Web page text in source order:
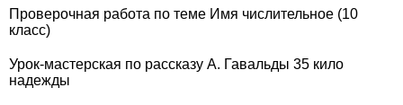
Проверочная работа по теме Имя числительное (10
класс)
Урок-мастерская по рассказу А. Гавальды 35 кило
надежды